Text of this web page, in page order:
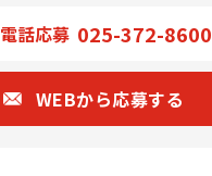
電話応募 025-372-8600
WEBから応募する